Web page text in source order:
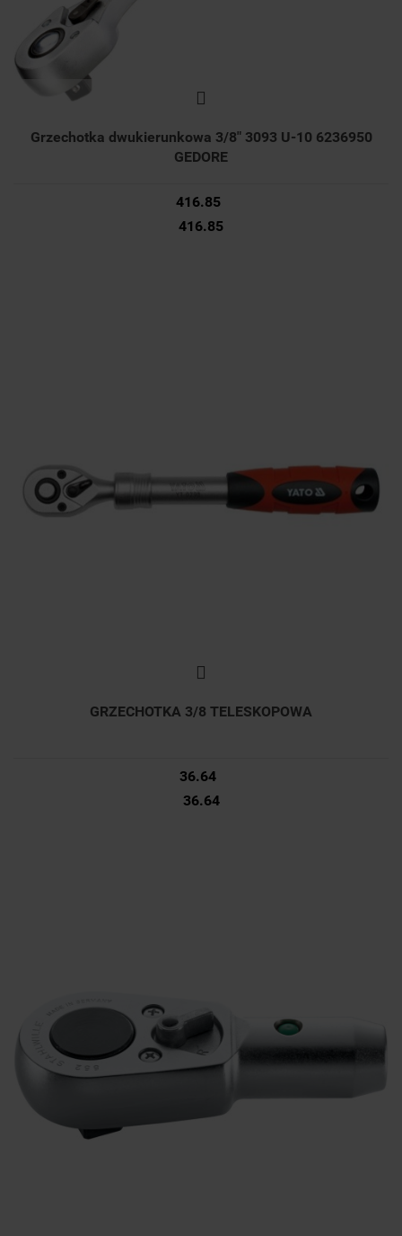
Grzechotka dwukierunkowa 3/8" 3093 U-10 6236950
GEDORE
416.85
416.85
GRZECHOTKA 3/8 TELESKOPOWA
36.64
36.64